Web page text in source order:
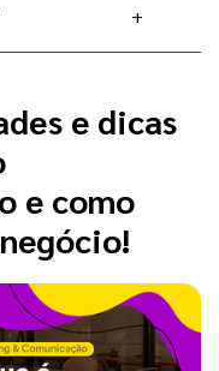
+
e dicas
e como